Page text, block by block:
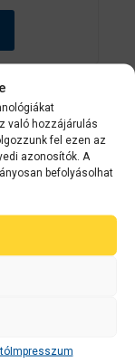
való hozzájárulás
fel ezen az
azonosítók. A
befolyásolhat
Impresszum